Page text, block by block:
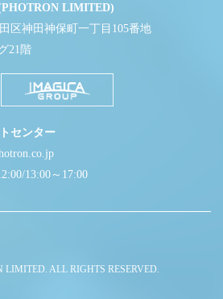
LIMITED)
区神田神保町一丁目105番地
21階
センター
13:00～17:00
LIMITED. ALL RIGHTS RESERVED.